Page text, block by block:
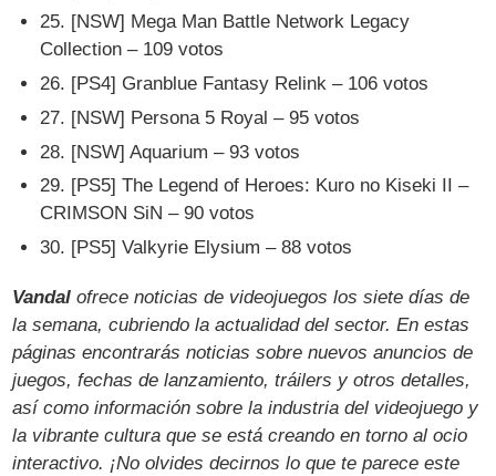
25. [NSW] Mega Man Battle Network Legacy
Collection – 109 votos
26. [PS4] Granblue Fantasy Relink – 106 votos
27. [NSW] Persona 5 Royal – 95 votos
28. [NSW] Aquarium – 93 votos
29. [PS5] The Legend of Heroes: Kuro no Kiseki II –
CRIMSON SiN – 90 votos
30. [PS5] Valkyrie Elysium – 88 votos
Vandal ofrece noticias de videojuegos los siete días de
la semana, cubriendo la actualidad del sector. En estas
páginas encontrarás noticias sobre nuevos anuncios de
juegos, fechas de lanzamiento, tráilers y otros detalles,
así como información sobre la industria del videojuego y
la vibrante cultura que se está creando en torno al ocio
interactivo. ¡No olvides decirnos lo que te parece este